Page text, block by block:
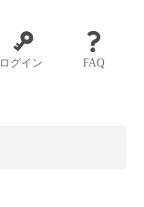
ログイン FAQ